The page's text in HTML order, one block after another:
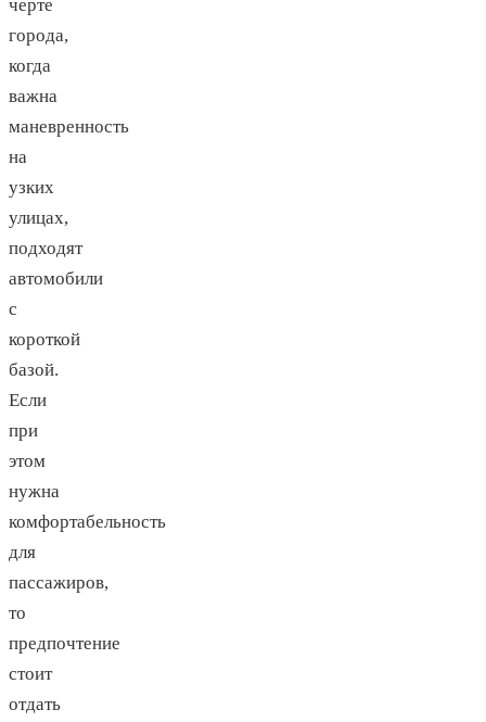
черте
города,
когда
важна
маневренность
на
узких
улицах,
подходят
автомобили
с
короткой
базой.
Если
при
этом
нужна
комфортабельность
для
пассажиров,
то
предпочтение
стоит
отдать